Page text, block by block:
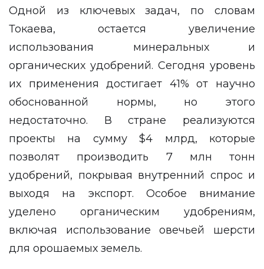
Одной из ключевых задач, по словам
Токаева, остается увеличение
использования минеральных и
органических удобрений. Сегодня уровень
их применения достигает 41% от научно
обоснованной нормы, но этого
недостаточно. В стране реализуются
проекты на сумму $4 млрд, которые
позволят производить 7 млн тонн
удобрений, покрывая внутренний спрос и
выходя на экспорт. Особое внимание
уделено органическим удобрениям,
включая использование овечьей шерсти
для орошаемых земель.